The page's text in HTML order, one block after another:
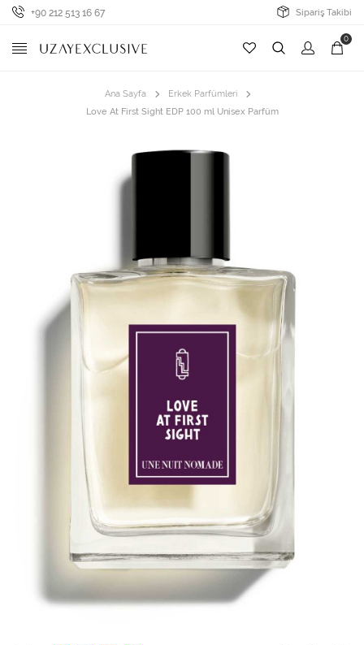
+90 212 513 16 67 Sipariş Takibi
0
Ana Sayfa
Erkek Parfümleri
Love At First Sight EDP 100 ml Unisex Parfüm